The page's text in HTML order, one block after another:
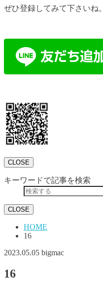
ぜひ登録してみて下さいね。
CLOSE
キーワードで記事を検索
CLOSE
HOME
16
2023.05.05 bigmac
16